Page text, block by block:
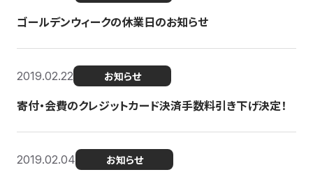
ゴールデンウィークの休業日のお知らせ
2019.02.22 お知らせ
寄付・会費のクレジットカード決済手数料引き下げ決定！
2019.02.04 お知らせ